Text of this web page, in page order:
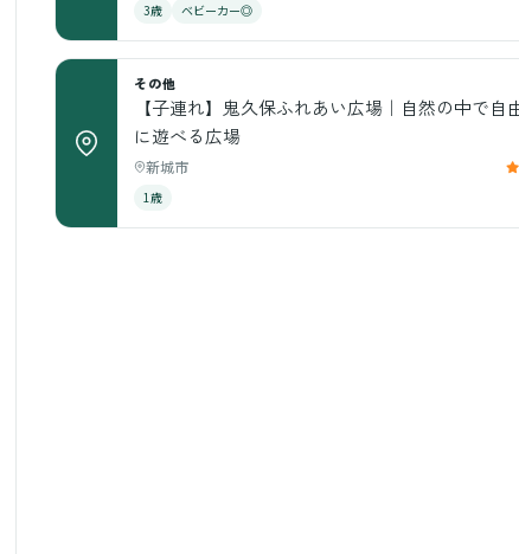
3歳 ベビーカー◎
その他
【子連れ】鬼久保ふれあい広場｜自然の中で自
に遊べる広場
新城市
1歳